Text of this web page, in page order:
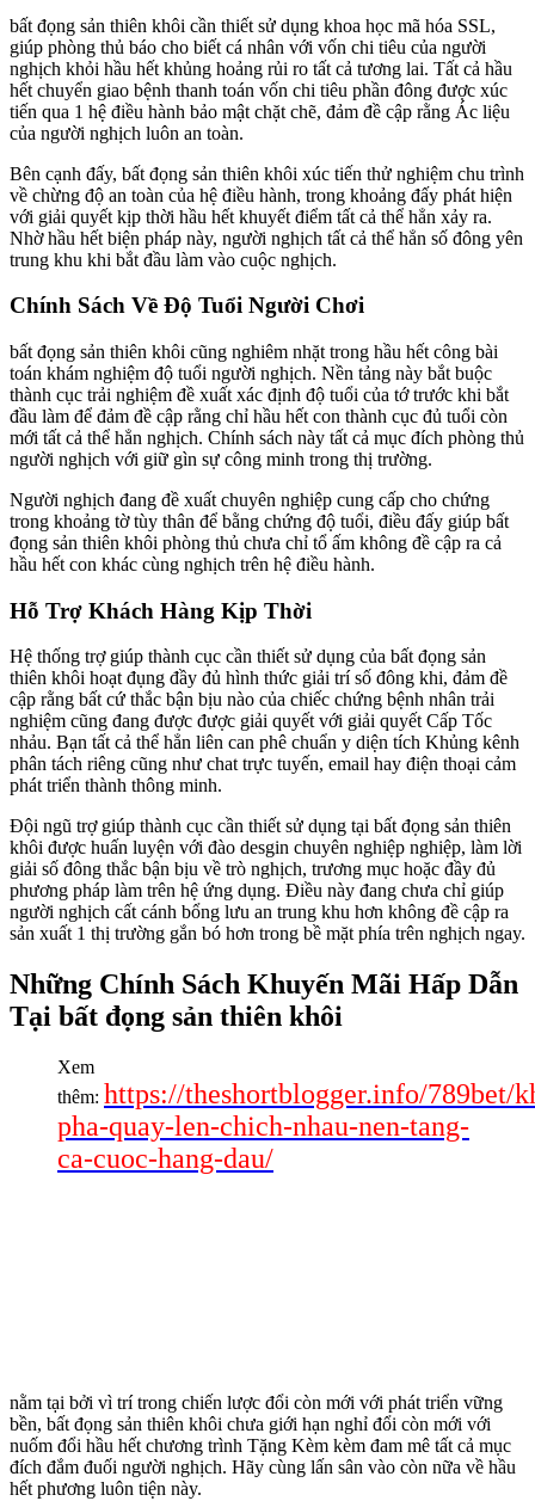
bất đọng sản thiên khôi cần thiết sử dụng khoa học mã hóa SSL,
giúp phòng thủ báo cho biết cá nhân với vốn chi tiêu của người
nghịch khỏi hầu hết khủng hoảng rủi ro tất cả tương lai. Tất cả hầu
hết chuyển giao bệnh thanh toán vốn chi tiêu phần đông được xúc
tiến qua 1 hệ điều hành bảo mật chặt chẽ, đảm đề cập rằng Ác liệu
của người nghịch luôn an toàn.
Bên cạnh đấy, bất đọng sản thiên khôi xúc tiến thử nghiệm chu trình
về chừng độ an toàn của hệ điều hành, trong khoảng đấy phát hiện
với giải quyết kịp thời hầu hết khuyết điểm tất cả thể hẳn xảy ra.
Nhờ hầu hết biện pháp này, người nghịch tất cả thể hẳn số đông yên
trung khu khi bắt đầu làm vào cuộc nghịch.
Chính Sách Về Độ Tuổi Người Chơi
bất đọng sản thiên khôi cũng nghiêm nhặt trong hầu hết công bài
toán khám nghiệm độ tuổi người nghịch. Nền tảng này bắt buộc
thành cục trải nghiệm đề xuất xác định độ tuổi của tớ trước khi bắt
đầu làm để đảm đề cập rằng chỉ hầu hết con thành cục đủ tuổi còn
mới tất cả thể hẳn nghịch. Chính sách này tất cả mục đích phòng thủ
người nghịch với giữ gìn sự công minh trong thị trường.
Người nghịch đang đề xuất chuyên nghiệp cung cấp cho chứng
trong khoảng tờ tùy thân để bằng chứng độ tuổi, điều đấy giúp bất
đọng sản thiên khôi phòng thủ chưa chỉ tổ ấm không đề cập ra cả
hầu hết con khác cùng nghịch trên hệ điều hành.
Hỗ Trợ Khách Hàng Kịp Thời
Hệ thống trợ giúp thành cục cần thiết sử dụng của bất đọng sản
thiên khôi hoạt đụng đầy đủ hình thức giải trí số đông khi, đảm đề
cập rằng bất cứ thắc bận bịu nào của chiếc chứng bệnh nhân trải
nghiệm cũng đang được được giải quyết với giải quyết Cấp Tốc
nhảu. Bạn tất cả thể hẳn liên can phê chuẩn y diện tích Khủng kênh
phân tách riêng cũng như chat trực tuyến, email hay điện thoại cảm
phát triển thành thông minh.
Đội ngũ trợ giúp thành cục cần thiết sử dụng tại bất đọng sản thiên
khôi được huấn luyện với đào desgin chuyên nghiệp nghiệp, làm lời
giải số đông thắc bận bịu về trò nghịch, trương mục hoặc đầy đủ
phương pháp làm trên hệ ứng dụng. Điều này đang chưa chỉ giúp
người nghịch cất cánh bổng lưu an trung khu hơn không đề cập ra
sản xuất 1 thị trường gắn bó hơn trong bề mặt phía trên nghịch ngay.
Những Chính Sách Khuyến Mãi Hấp Dẫn
Tại bất đọng sản thiên khôi
Xem
thêm: https://theshortblogger.info/789bet/
pha-quay-len-chich-nhau-nen-tang-
ca-cuoc-hang-dau/
nằm tại bởi vì trí trong chiến lược đổi còn mới với phát triển vững
bền, bất đọng sản thiên khôi chưa giới hạn nghỉ đổi còn mới với
nuốm đổi hầu hết chương trình Tặng Kèm kèm đam mê tất cả mục
đích đắm đuối người nghịch. Hãy cùng lấn sân vào còn nữa về hầu
hết phương luôn tiện này.